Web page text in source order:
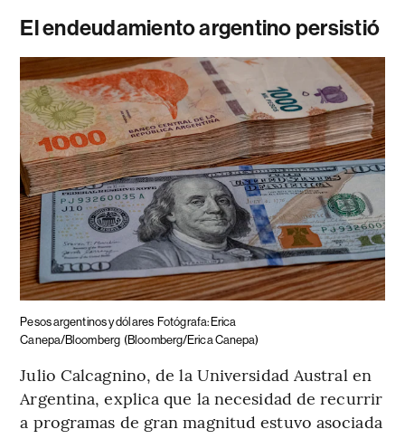
El endeudamiento argentino persistió
Pesos argentinos y dólares Fotógrafa: Erica
Canepa/Bloomberg (Bloomberg/Erica Canepa)
Julio Calcagnino, de la Universidad Austral en
Argentina, explica que la necesidad de recurrir
a programas de gran magnitud estuvo asociada